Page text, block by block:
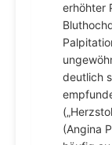
erhöhter
deutlich
(Angina